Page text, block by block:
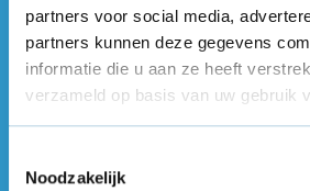
partners voor social media,
partners kunnen deze gegevens
informatie die u aan ze heeft
verzameld op basis van uw gebruik
Noodzakelijk
Vragen of meer informatie?
Neem contact met ons op! Onze
klantenservice staat voor je klaar :)